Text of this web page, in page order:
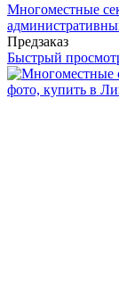
Многоместные
Предзаказ
Быстрый